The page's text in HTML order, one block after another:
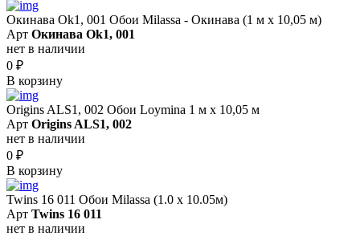
Окинава Ok1, 001 Обои Milassa - Окинава (1 м х 10,05 м)
Арт Окинава Ok1, 001
нет в наличии
0 ₽
В корзину
Origins ALS1, 002 Обои Loymina 1 м х 10,05 м
Арт Origins ALS1, 002
нет в наличии
0 ₽
В корзину
Twins 16 011 Обои Milassa (1.0 х 10.05м)
Арт Twins 16 011
нет в наличии